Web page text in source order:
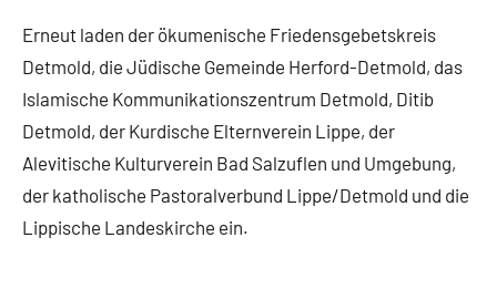
Erneut laden der ökumenische Friedensgebetskreis
Detmold, die Jüdische Gemeinde Herford-Detmold, das
Islamische Kommunikationszentrum Detmold, Ditib
Detmold, der Kurdische Elternverein Lippe, der
Alevitische Kulturverein Bad Salzuflen und Umgebung,
der katholische Pastoralverbund Lippe/Detmold und die
Lippische Landeskirche ein.